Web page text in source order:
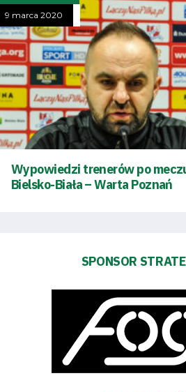
terminarz
Bilety
Kontakt
Pierwszy
zespół
Amp
Akademia
Aktualności
9 marca 2020
Wypowiedzi trenerów po
Bielsko-Biała – Warta Poznań
SPONSOR